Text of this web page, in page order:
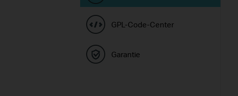
GPL-Code-Center
Garantie